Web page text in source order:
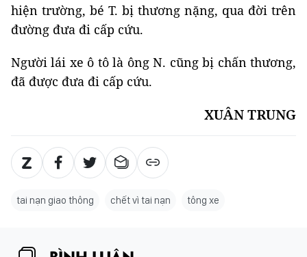
hiện trường, bé T. bị thương nặng, qua đời trên
đường đưa đi cấp cứu.
Người lái xe ô tô là ông N. cũng bị chấn thương,
đã được đưa đi cấp cứu.
XUÂN TRUNG
tai nạn giao thông chết vì tai nạn tông xe